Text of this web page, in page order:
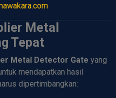
Metal
Tepat
Metal Detector Gate yang
mendapatkan hasil
dipertimbangkan: